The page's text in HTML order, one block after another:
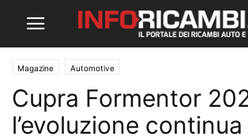
Magazine Automotive
Cupra Formentor
l’evoluzione continua